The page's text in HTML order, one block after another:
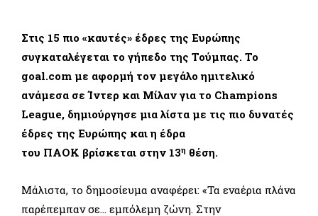
Στις 15 πιο «καυτές» έδρες της Ευρώπης
συγκαταλέγεται το γήπεδο της Τούμπας. Το
goal.com με αφορμή τον μεγάλο ημιτελικό
ανάμεσα σε Ίντερ και Μίλαν για το Champions
League, δημιούργησε μια λίστα με τις πιο δυνατές
έδρες της Ευρώπης και η έδρα
του ΠΑΟΚ βρίσκεται στην 13η θέση.
Μάλιστα, το δημοσίευμα αναφέρει: «Τα εναέρια πλάνα
παρέπεμπαν σε… εμπόλεμη ζώνη. Στην